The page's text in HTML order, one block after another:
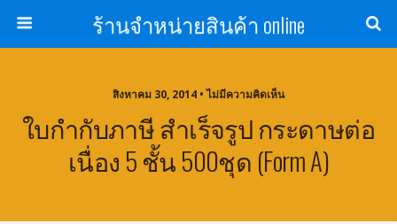
ร้านจำหน่ายสินค้า online
สิงหาคม 30, 2014 • ไม่มีความคิดเห็น
ใบกำกับภาษี สำเร็จรูป กระดาษต่อ
เนื่อง 5 ชั้น 500ชุด (Form A)